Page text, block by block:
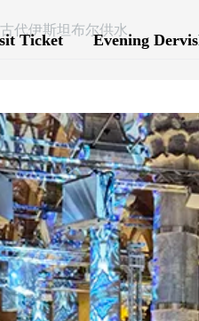
Ticket Evening
代伊斯坦布尔供水